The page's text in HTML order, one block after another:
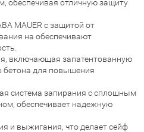
обеспечивая отличную защиту
MAUER с защитой от
на обеспечивают
включающая запатентованную
бетона для повышения
система запирания с сплошным
обеспечивает надежную
и выжигания, что делает сейф